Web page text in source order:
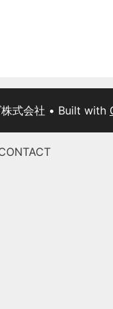
式会社 • Built with